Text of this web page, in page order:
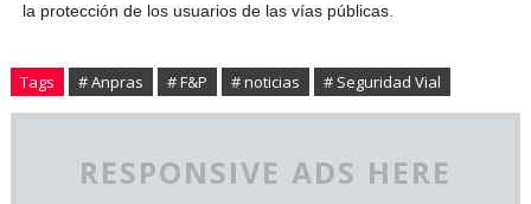
la protección de los usuarios de las vías públicas.
Tags # Anpras # F&P # noticias # Seguridad Vial
RESPONSIVE ADS HERE